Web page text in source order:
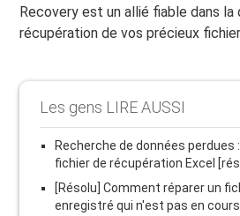
Recovery est un allié fiable dans la
récupération de vos précieux
Les gens LIRE AUSSI
Recherche de données perdues
fichier de récupération Excel
[Résolu] Comment réparer un
enregistré qui n'est pas en